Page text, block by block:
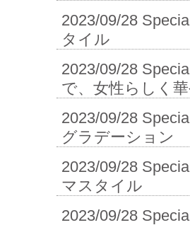
2023/09/28
タイル
2023/09/28
で、女性らしく華
2023/09/28
グラデーション
2023/09/28
マスタイル
2023/09/28